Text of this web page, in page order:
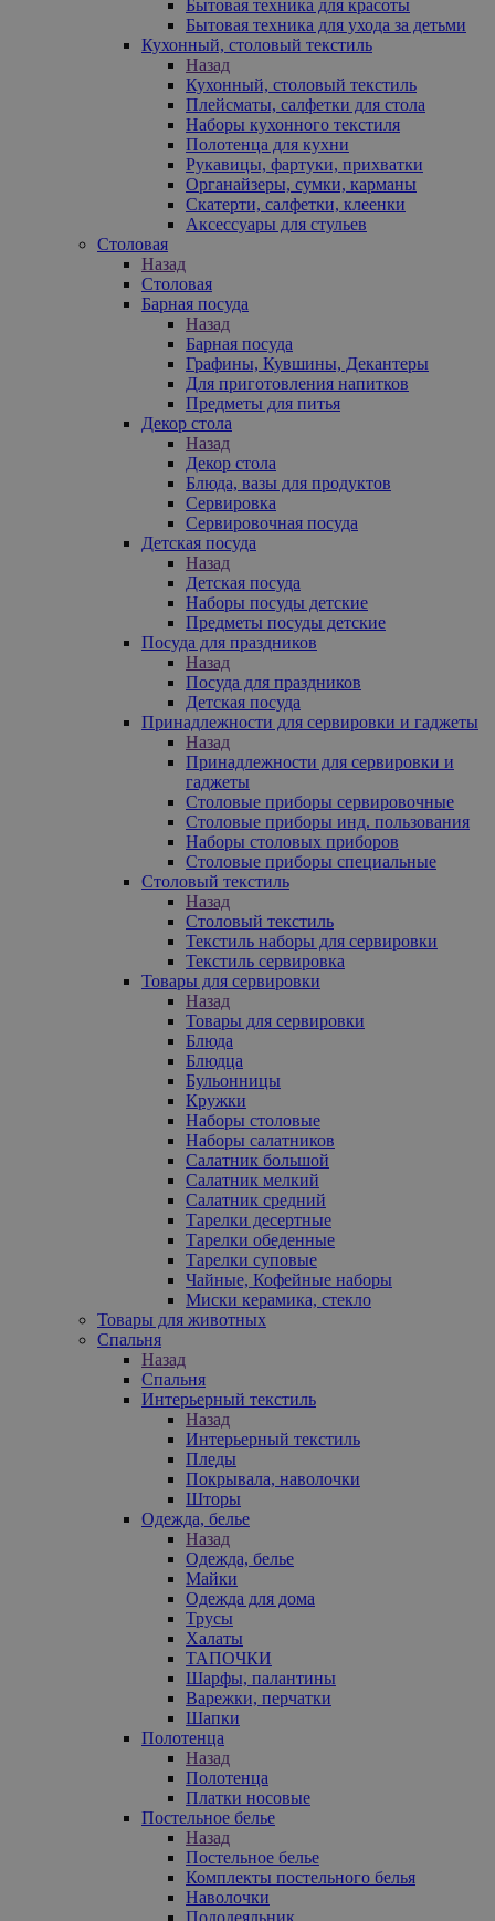
Бытовая техника для красоты
Бытовая техника для ухода за детьми
Кухонный, столовый текстиль
Назад
Кухонный, столовый текстиль
Плейсматы, салфетки для стола
Наборы кухонного текстиля
Полотенца для кухни
Рукавицы, фартуки, прихватки
Органайзеры, сумки, карманы
Скатерти, салфетки, клеенки
Аксессуары для стульев
Столовая
Назад
Столовая
Барная посуда
Назад
Барная посуда
Графины, Кувшины, Декантеры
Для приготовления напитков
Предметы для питья
Декор стола
Назад
Декор стола
Блюда, вазы для продуктов
Сервировка
Сервировочная посуда
Детская посуда
Назад
Детская посуда
Наборы посуды детские
Предметы посуды детские
Посуда для праздников
Назад
Посуда для праздников
Детская посуда
Принадлежности для сервировки и гаджеты
Назад
Принадлежности для сервировки и
гаджеты
Столовые приборы сервировочные
Столовые приборы инд. пользования
Наборы столовых приборов
Столовые приборы специальные
Столовый текстиль
Назад
Столовый текстиль
Текстиль наборы для сервировки
Текстиль сервировка
Товары для сервировки
Назад
Товары для сервировки
Блюда
Блюдца
Бульонницы
Кружки
Наборы столовые
Наборы салатников
Салатник большой
Салатник мелкий
Салатник средний
Тарелки десертные
Тарелки обеденные
Тарелки суповые
Чайные, Кофейные наборы
Миски керамика, стекло
Товары для животных
Спальня
Назад
Спальня
Интерьерный текстиль
Назад
Интерьерный текстиль
Пледы
Покрывала, наволочки
Шторы
Одежда, белье
Назад
Одежда, белье
Майки
Одежда для дома
Трусы
Халаты
ТАПОЧКИ
Шарфы, палантины
Варежки, перчатки
Шапки
Полотенца
Назад
Полотенца
Платки носовые
Постельное белье
Назад
Постельное белье
Комплекты постельного белья
Наволочки
Пододеяльник